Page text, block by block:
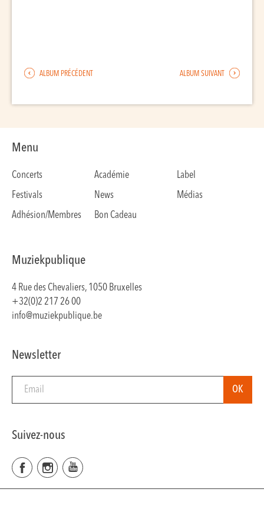
ALBUM PRÉCÉDENT ALBUM SUIVANT
Menu
Concerts Académie
Label
Festivals
News
Médias
Adhésion/Membres
Bon Cadeau
Muziekpublique
4 Rue des Chevaliers, 1050 Bruxelles
+32(0)2 217 26 00
info@muziekpublique.be
Newsletter
Suivez-nous